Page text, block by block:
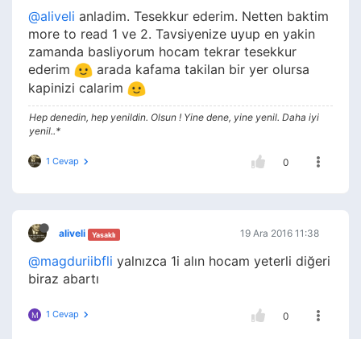
@aliveli anladim. Tesekkur ederim. Netten baktim
more to read 1 ve 2. Tavsiyenize uyup en yakin
zamanda basliyorum hocam tekrar tesekkur
ederim
arada kafama takilan bir yer olursa
kapinizi calarim
Hep denedin, hep yenildin. Olsun ! Yine dene, yine yenil. Daha iyi
yenil..*
1 Cevap 0
aliveli Yasaklı 19 Ara 2016 11:38
@magduriibfli yalnızca 1i alın hocam yeterli diğeri
biraz abartı
M 1 Cevap 0